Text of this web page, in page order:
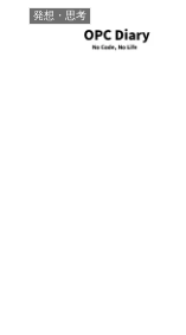
発想・思考